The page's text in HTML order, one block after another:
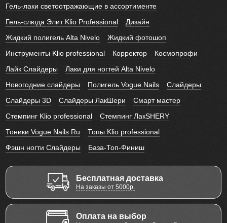
Гель-лаки светоотражающие в ассортименте
Гель-слюда Элит Klio Professional
Дизайн
Жидкий полигель Alta Nivelo
Жидкий фотошоп
Инструменты Klio professional
Корректор
Космопрофи
Лайк Слайдеры
Лаки для ногтей Alta Nivelo
Новогодние слайдеры
Полигель Vogue Nails
Слайдеры
Слайдеры 3D
Слайдеры ЛакШери
Смарт мастер
Стемпинг Klio professional
Стемпинг ЛакSHERY
Тоники Vogue Nails Ru
Топы Klio professional
Фэшн ногти Слайдеры
База-Топ-Финиш
Бесплатная доставка
На заказы от 5000р.
Оплата на выбор